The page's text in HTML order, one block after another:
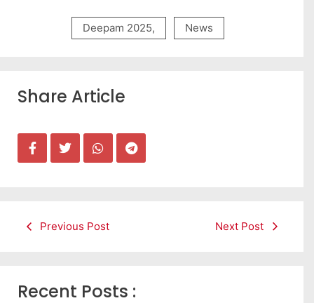
Deepam 2025, News
Share Article
Previous Post Next Post
Recent Posts :